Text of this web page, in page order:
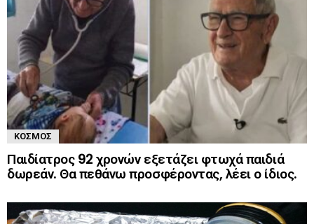
ΚΌΣΜΟΣ
Παιδίατρος 92 χρονών εξετάζει φτωχά παιδιά
δωρεάν. Θα πεθάνω προσφέροντας, λέει ο ίδιος.